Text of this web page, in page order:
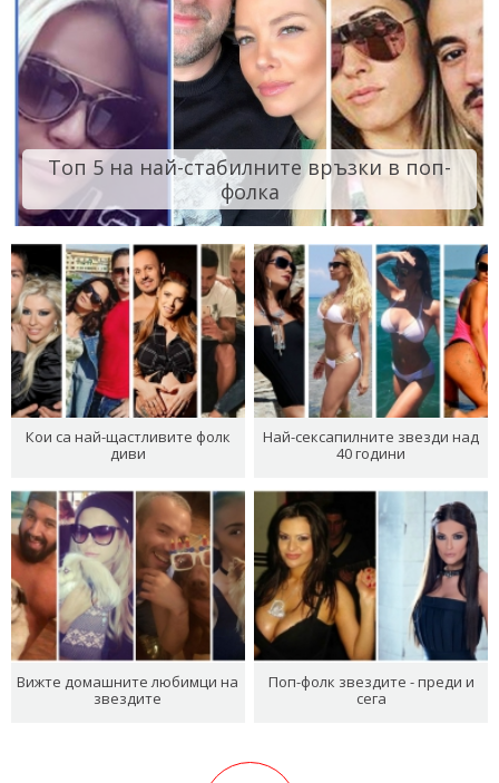
Топ 5 на най-стабилните връзки в поп-
фолка
Кои са най-щастливите фолк
диви
Най-сексапилните звезди над
40 години
Вижте домашните любимци на
звездите
Поп-фолк звездите - преди и
сега